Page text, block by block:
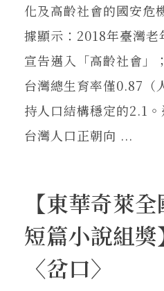
化及高齡社會的國安
據顯示：2018年臺灣
宣告邁入「高齡社會」
台灣總生育率僅0.87（
持人口結構穩定的2.1
台灣人口正朝向 ...
【東華奇萊
短篇小說組
〈岔口〉